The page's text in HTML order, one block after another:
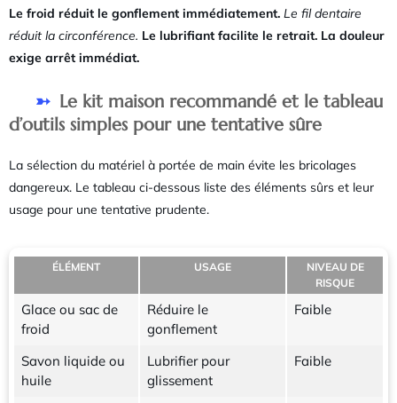
Le froid réduit le gonflement immédiatement. Le fil dentaire
réduit la circonférence. Le lubrifiant facilite le retrait. La douleur
exige arrêt immédiat.
Le kit maison recommandé et le tableau
d’outils simples pour une tentative sûre
La sélection du matériel à portée de main évite les bricolages
dangereux. Le tableau ci-dessous liste des éléments sûrs et leur
usage pour une tentative prudente.
ÉLÉMENT USAGE
NIVEAU DE
RISQUE
Glace ou sac de
froid
Réduire le
gonflement
Faible
Savon liquide ou
huile
Lubrifier pour
glissement
Faible